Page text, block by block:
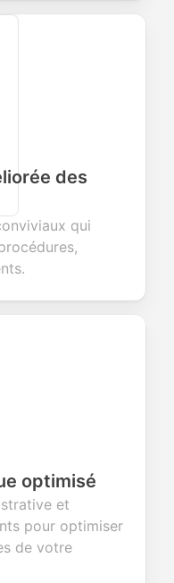
des
qui
optimisé
et
pour optimiser
de votre